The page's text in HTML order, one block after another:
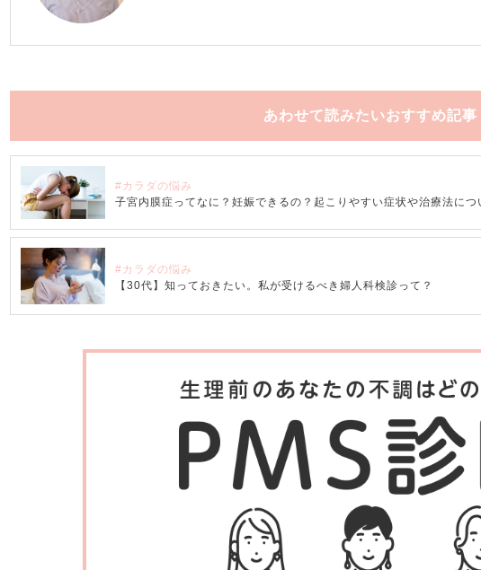
あわせて読みたいおすすめ記事
#カラダの悩み
子宮内膜症ってなに？妊娠できるの？起こりやすい症状や治療法につ
#カラダの悩み
【30代】知っておきたい。私が受けるべき婦人科検診って？